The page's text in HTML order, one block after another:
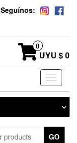
Seguínos:
0
UYU $ 0
Toggle
GO